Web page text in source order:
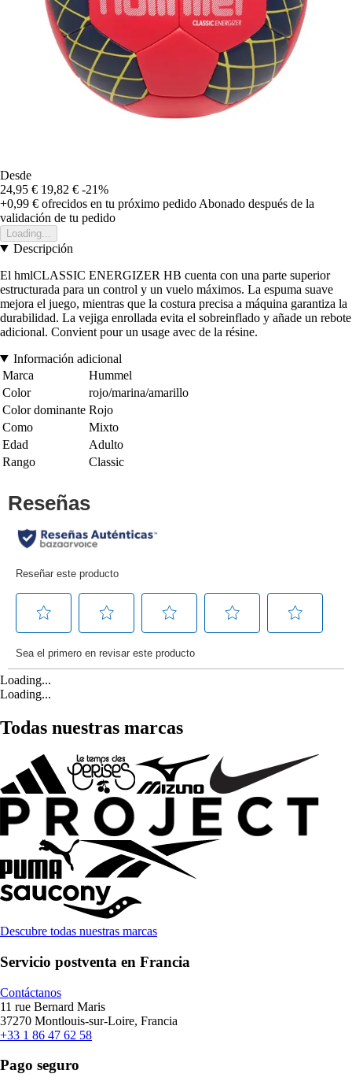
Desde
24,95 € 19,82 € -21%
+0,99 € ofrecidos en tu próximo pedido Abonado después de la
validación de tu pedido
Loading...
Descripción
El hmlCLASSIC ENERGIZER HB cuenta con una parte superior
estructurada para un control y un vuelo máximos. La espuma suave
mejora el juego, mientras que la costura precisa a máquina garantiza la
durabilidad. La vejiga enrollada evita el sobreinflado y añade un rebote
adicional. Convient pour un usage avec de la résine.
Información adicional
Marca
Hummel
Color
rojo/marina/amarillo
Color dominante Rojo
Como
Mixto
Edad
Adulto
Rango
Classic
Loading...
Loading...
Todas nuestras marcas
Descubre todas nuestras marcas
Servicio postventa en Francia
Contáctanos
11 rue Bernard Maris
37270 Montlouis-sur-Loire, Francia
+33 1 86 47 62 58
Pago seguro